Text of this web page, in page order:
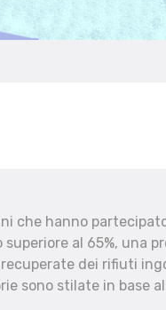
che hanno
al 65%, una
dei rifiuti
sono stilate in base